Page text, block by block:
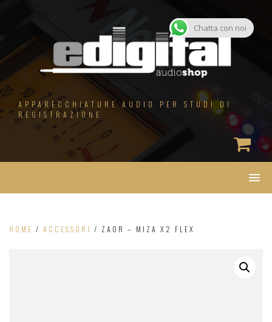
APPARECCHIATURE AUDIO PER STUDI DI
REGISTRAZIONE
HOME / ACCESSORI / ZAOR – MIZA X2 FLEX
Chatta con noi